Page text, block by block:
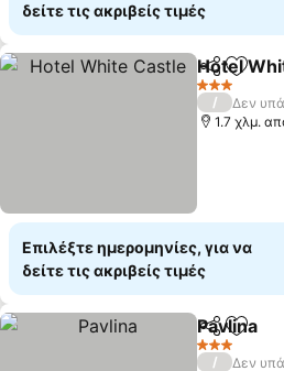
δείτε τις ακριβείς τιμές
Hotel
3 Αστέρια
/
Δεν
1.7 χλμ.
Επιλέξτε ημερομηνίες, για να
δείτε τις ακριβείς τιμές
Pavlina
3 Αστέρια
/
Δεν